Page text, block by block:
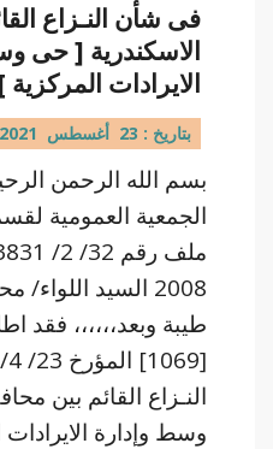
فى شأن النـزاع
الاسكندرية [ حى
الايرادات
بتاريخ : 23 أغسطس 2021
بسم الله الرحمن
الجمعية العمومية
2008 السيد
طيبة وبعد،،،،،، فقد
النـزاع القائم بين
وسط وإدارة